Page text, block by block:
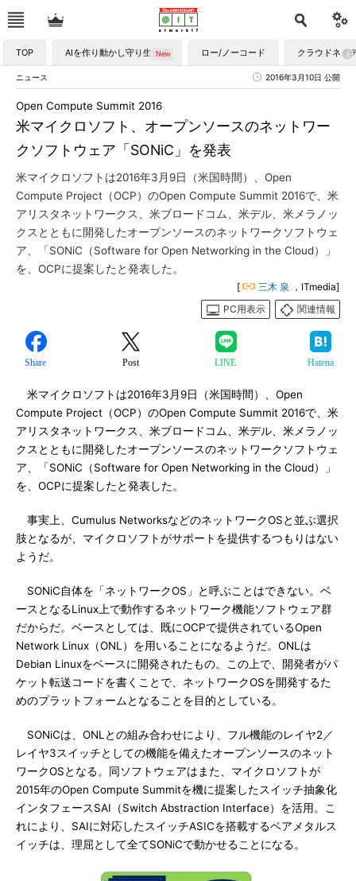
TOP AIを作り動かし守り生かす ロー/ノーコード クラウドネイ
ニュース 2016年3月10日 公開
米マイクロソフト、オープンソースのネットワー
クソフトウェア「SONiC」を発表
Open Compute Summit 2016
米マイクロソフトは2016年3月9日（米国時間）、Open
Compute Project（OCP）のOpen Compute Summit 2016で、米
アリスタネットワークス、米ブロードコム、米デル、米メラノッ
クスとともに開発したオープンソースのネットワークソフトウェ
ア、「SONiC（Software for Open Networking in the Cloud）」
を、OCPに提案したと発表した。
[ 三木 泉 ，ITmedia]
PC用表示
関連情報
Share Post LINE Hatena
米マイクロソフトは2016年3月9日（米国時間）、Open
Compute Project（OCP）のOpen Compute Summit 2016で、米
アリスタネットワークス、米ブロードコム、米デル、米メラノッ
クスとともに開発したオープンソースのネットワークソフトウェ
ア、「SONiC（Software for Open Networking in the Cloud）」
を、OCPに提案したと発表した。
事実上、Cumulus NetworksなどのネットワークOSと並ぶ選択
肢となるが、マイクロソフトがサポートを提供するつもりはない
ようだ。
SONiC自体を「ネットワークOS」と呼ぶことはできない。ベ
ースとなるLinux上で動作するネットワーク機能ソフトウェア群
だからだ。ベースとしては、既にOCPで提供されているOpen
Network Linux（ONL）を用いることになるようだ。ONLは
Debian Linuxをベースに開発されたもの。この上で、開発者がパ
ケット転送コードを書くことで、ネットワークOSを開発するた
めのプラットフォームとなることを目的としている。
SONiCは、ONLとの組み合わせにより、フル機能のレイヤ2／
レイヤ3スイッチとしての機能を備えたオープンソースのネット
ワークOSとなる。同ソフトウェアはまた、マイクロソフトが
2015年のOpen Compute Summitを機に提案したスイッチ抽象化
インタフェースSAI（Switch Abstraction Interface）を活用。こ
れにより、SAIに対応したスイッチASICを搭載するベアメタルス
イッチは、理屈として全てSONiCで動かせることになる。